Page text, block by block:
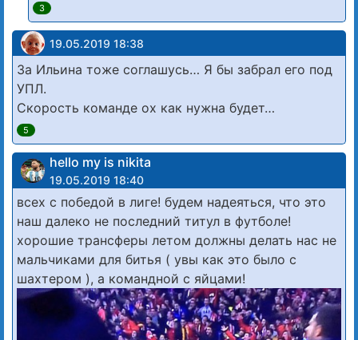
3
19.05.2019 18:38
За Ильина тоже соглашусь… Я бы забрал его под
УПЛ.
Скорость команде ох как нужна будет…
5
hello my is nikita
19.05.2019 18:40
всех с победой в лиге! будем надеяться, что это
наш далеко не последний титул в футболе!
хорошие трансферы летом должны делать нас не
мальчиками для битья ( увы как это было с
шахтером ), а командной с яйцами!